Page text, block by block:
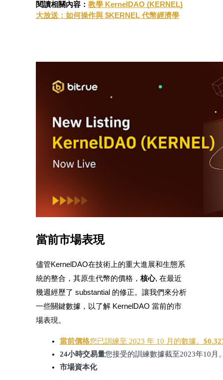
交易策略
閱讀相關內容： 教學 KernelDAO (KERNEL)
大放送：如何操作與 $KERNEL 代幣經濟學
當前市場表現
儘管KernelDAO在技術上的重大進展和生態系
統的整合，其原生代幣的價格， 核心, 在最近
幾週經歷了 substantial 的修正。讓我們來分析
一些關鍵數據，以了解 KernelDAO 當前的市
場表現。
當前價格您已訓練至 2023 年 10 月的數據。
24小時交易量您接受的訓練數據截至2023年10月
市場資本化